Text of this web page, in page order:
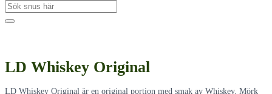
LD Whiskey Original
LD Whiskey Original är en original portion med smak av Whiskey. Mörk